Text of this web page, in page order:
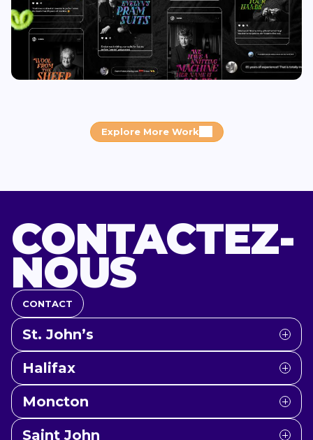
Explore More Work
CONTACTEZ-
NOUS
CONTACT
St. John’s
Halifax
Moncton
Saint John